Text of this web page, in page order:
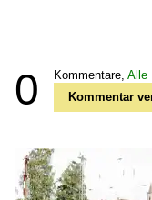
0 Kommentare, Alle
Kommentar